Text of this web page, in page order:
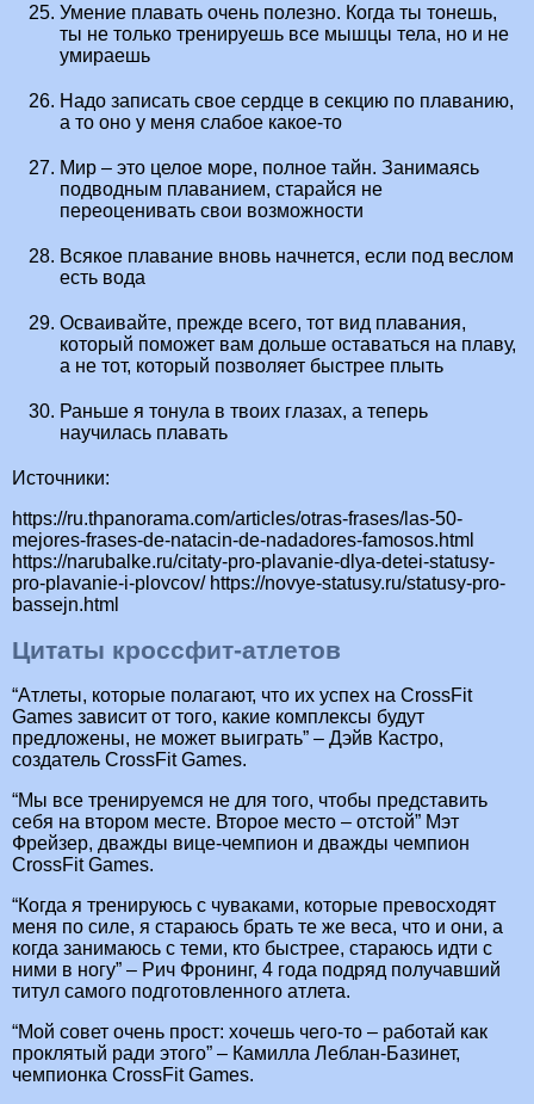
Умение плавать очень полезно. Когда ты тонешь,
ты не только тренируешь все мышцы тела, но и не
умираешь
Надо записать свое сердце в секцию по плаванию,
а то оно у меня слабое какое-то
Мир – это целое море, полное тайн. Занимаясь
подводным плаванием, старайся не
переоценивать свои возможности
Всякое плавание вновь начнется, если под веслом
есть вода
Осваивайте, прежде всего, тот вид плавания,
который поможет вам дольше оставаться на плаву,
а не тот, который позволяет быстрее плыть
Раньше я тонула в твоих глазах, а теперь
научилась плавать
Источники:
https://ru.thpanorama.com/articles/otras-frases/las-50-
mejores-frases-de-natacin-de-nadadores-famosos.html
https://narubalke.ru/citaty-pro-plavanie-dlya-detei-statusy-
pro-plavanie-i-plovcov/ https://novye-statusy.ru/statusy-pro-
bassejn.html
Цитаты кроссфит-атлетов
“Атлеты, которые полагают, что их успех на CrossFit
Games зависит от того, какие комплексы будут
предложены, не может выиграть” – Дэйв Кастро,
создатель CrossFit Games.
“Мы все тренируемся не для того, чтобы представить
себя на втором месте. Второе место – отстой” Мэт
Фрейзер, дважды вице-чемпион и дважды чемпион
CrossFit Games.
“Когда я тренируюсь с чуваками, которые превосходят
меня по силе, я стараюсь брать те же веса, что и они, а
когда занимаюсь с теми, кто быстрее, стараюсь идти с
ними в ногу” – Рич Фронинг, 4 года подряд получавший
титул самого подготовленного атлета.
“Мой совет очень прост: хочешь чего-то – работай как
проклятый ради этого” – Камилла Леблан-Базинет,
чемпионка CrossFit Games.